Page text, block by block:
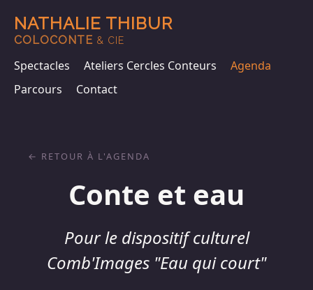
NATHALIE THIBUR
COLOCONTE & CIE
Spectacles Ateliers Cercles Conteurs
Agenda
Parcours
Contact
Conte et eau
Pour le dispositif culturel
Comb'Images "Eau qui court"
RETOUR À L'AGENDA